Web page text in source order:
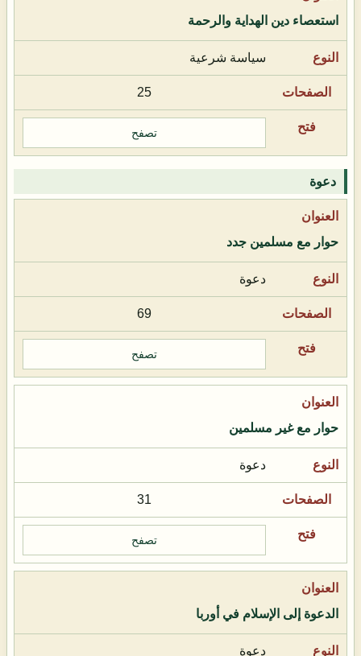
استعصاء دين الهداية والرحمة
سياسة شرعية
25
تصفح
دعوة
حوار مع مسلمين جدد
دعوة
69
تصفح
حوار مع غير مسلمين
دعوة
31
تصفح
الدعوة إلى الإسلام في أوربا
دعوة